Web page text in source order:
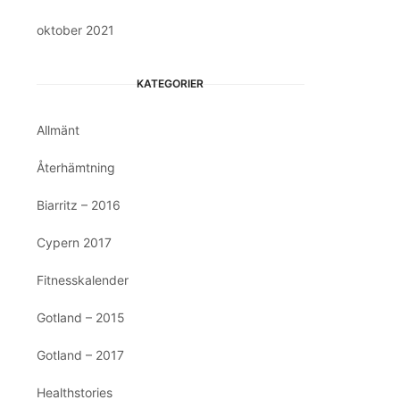
oktober 2021
KATEGORIER
Allmänt
Återhämtning
Biarritz – 2016
Cypern 2017
Fitnesskalender
Gotland – 2015
Gotland – 2017
Healthstories